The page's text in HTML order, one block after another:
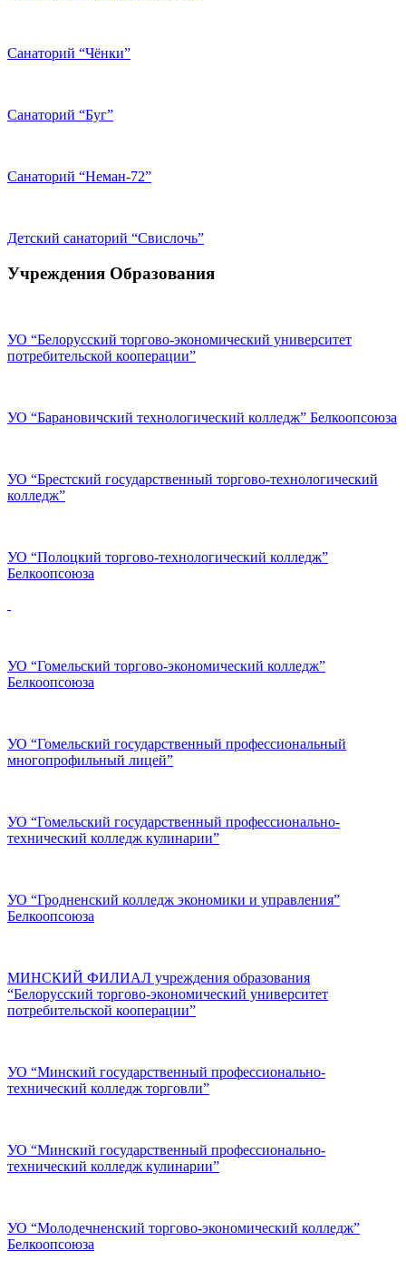
Санаторий “Чёнки”
Санаторий “Буг”
Санаторий “Неман-72”
Детский санаторий “Свислочь”
Учреждения Образования
УО “Белорусский торгово-экономический университет
потребительской кооперации”
УО “Барановичский технологический колледж” Белкоопсоюза
УО “Брестский государственный торгово-технологический
колледж”
УО “Полоцкий торгово-технологический колледж”
Белкоопсоюза
УО “Гомельский торгово-экономический колледж”
Белкоопсоюза
УО “Гомельский государственный профессиональный
многопрофильный лицей”
УО “Гомельский государственный профессионально-
технический колледж кулинарии”
УО “Гродненский колледж экономики и управления”
Белкоопсоюза
МИНСКИЙ ФИЛИАЛ учреждения образования
“Белорусский торгово-экономический университет
потребительской кооперации”
УО “Минский государственный профессионально-
технический колледж торговли”
УО “Минский государственный профессионально-
технический колледж кулинарии”
УО “Молодечненский торгово-экономический колледж”
Белкоопсоюза